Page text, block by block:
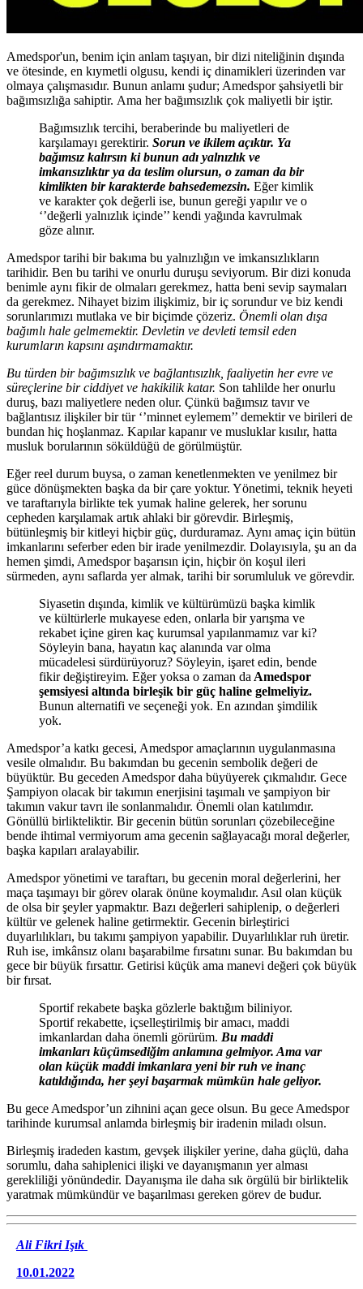
Amedspor'un, benim için anlam taşıyan, bir dizi niteliğinin dışında
ve ötesinde, en kıymetli olgusu, kendi iç dinamikleri üzerinden var
olmaya çalışmasıdır. Bunun anlamı şudur; Amedspor şahsiyetli bir
bağımsızlığa sahiptir. Ama her bağımsızlık çok maliyetli bir iştir.
Bağımsızlık tercihi, beraberinde bu maliyetleri de
karşılamayı gerektirir. Sorun ve ikilem açıktır. Ya
bağımsız kalırsın ki bunun adı yalnızlık ve
imkansızlıktır ya da teslim olursun, o zaman da bir
kimlikten bir karakterde bahsedemezsin. Eğer kimlik
ve karakter çok değerli ise, bunun gereği yapılır ve o
‘’değerli yalnızlık içinde’’ kendi yağında kavrulmak
göze alınır.
Amedspor tarihi bir bakıma bu yalnızlığın ve imkansızlıkların
tarihidir. Ben bu tarihi ve onurlu duruşu seviyorum. Bir dizi konuda
benimle aynı fikir de olmaları gerekmez, hatta beni sevip saymaları
da gerekmez. Nihayet bizim ilişkimiz, bir iç sorundur ve biz kendi
sorunlarımızı mutlaka ve bir biçimde çözeriz. Önemli olan dışa
bağımlı hale gelmemektir. Devletin ve devleti temsil eden
kurumların kapsını aşındırmamaktır.
Bu türden bir bağımsızlık ve bağlantısızlık, faaliyetin her evre ve
süreçlerine bir ciddiyet ve hakikilik katar. Son tahlilde her onurlu
duruş, bazı maliyetlere neden olur. Çünkü bağımsız tavır ve
bağlantısız ilişkiler bir tür ‘’minnet eylemem’’ demektir ve birileri de
bundan hiç hoşlanmaz. Kapılar kapanır ve musluklar kısılır, hatta
musluk borularının söküldüğü de görülmüştür.
Eğer reel durum buysa, o zaman kenetlenmekten ve yenilmez bir
güce dönüşmekten başka da bir çare yoktur. Yönetimi, teknik heyeti
ve taraftarıyla birlikte tek yumak haline gelerek, her sorunu
cepheden karşılamak artık ahlaki bir görevdir. Birleşmiş,
bütünleşmiş bir kitleyi hiçbir güç, durduramaz. Aynı amaç için bütün
imkanlarını seferber eden bir irade yenilmezdir. Dolayısıyla, şu an da
hemen şimdi, Amedspor başarısın için, hiçbir ön koşul ileri
sürmeden, aynı saflarda yer almak, tarihi bir sorumluluk ve görevdir.
Siyasetin dışında, kimlik ve kültürümüzü başka kimlik
ve kültürlerle mukayese eden, onlarla bir yarışma ve
rekabet içine giren kaç kurumsal yapılanmamız var ki?
Söyleyin bana, hayatın kaç alanında var olma
mücadelesi sürdürüyoruz? Söyleyin, işaret edin, bende
fikir değiştireyim. Eğer yoksa o zaman da Amedspor
şemsiyesi altında birleşik bir güç haline gelmeliyiz.
Bunun alternatifi ve seçeneği yok. En azından şimdilik
yok.
Amedspor’a katkı gecesi, Amedspor amaçlarının uygulanmasına
vesile olmalıdır. Bu bakımdan bu gecenin sembolik değeri de
büyüktür. Bu geceden Amedspor daha büyüyerek çıkmalıdır. Gece
Şampiyon olacak bir takımın enerjisini taşımalı ve şampiyon bir
takımın vakur tavrı ile sonlanmalıdır. Önemli olan katılımdır.
Gönüllü birlikteliktir. Bir gecenin bütün sorunları çözebileceğine
bende ihtimal vermiyorum ama gecenin sağlayacağı moral değerler,
başka kapıları aralayabilir.
Amedspor yönetimi ve taraftarı, bu gecenin moral değerlerini, her
maça taşımayı bir görev olarak önüne koymalıdır. Asıl olan küçük
de olsa bir şeyler yapmaktır. Bazı değerleri sahiplenip, o değerleri
kültür ve gelenek haline getirmektir. Gecenin birleştirici
duyarlılıkları, bu takımı şampiyon yapabilir. Duyarlılıklar ruh üretir.
Ruh ise, imkânsız olanı başarabilme fırsatını sunar. Bu bakımdan bu
gece bir büyük fırsattır. Getirisi küçük ama manevi değeri çok büyük
bir fırsat.
Sportif rekabete başka gözlerle baktığım biliniyor.
Sportif rekabette, içselleştirilmiş bir amacı, maddi
imkanlardan daha önemli görürüm. Bu maddi
imkanları küçümsediğim anlamına gelmiyor. Ama var
olan küçük maddi imkanlara yeni bir ruh ve inanç
katıldığında, her şeyi başarmak mümkün hale geliyor.
Bu gece Amedspor’un zihnini açan gece olsun. Bu gece Amedspor
tarihinde kurumsal anlamda birleşmiş bir iradenin miladı olsun.
Birleşmiş iradeden kastım, gevşek ilişkiler yerine, daha güçlü, daha
sorumlu, daha sahiplenici ilişki ve dayanışmanın yer alması
gerekliliği yönündedir. Dayanışma ile daha sık örgülü bir birliktelik
yaratmak mümkündür ve başarılması gereken görev de budur.
Ali Fikri Işık
10.01.2022